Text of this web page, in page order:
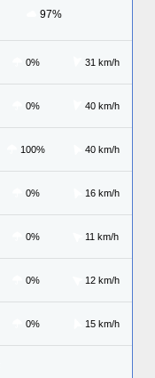
97%
0% 31 km/h
0% 40 km/h
100% 40 km/h
0% 16 km/h
0% 11 km/h
0% 12 km/h
0% 15 km/h